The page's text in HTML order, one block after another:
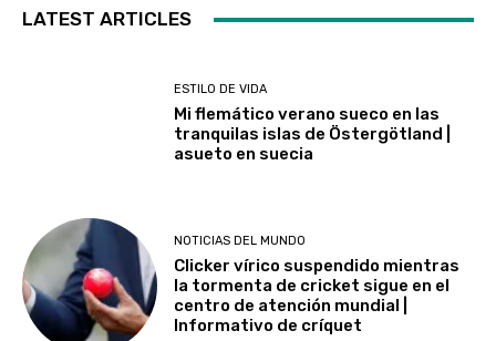
LATEST ARTICLES
ESTILO DE VIDA
Mi flemático verano sueco en las
tranquilas islas de Östergötland |
asueto en suecia
NOTICIAS DEL MUNDO
Clicker vírico suspendido mientras
la tormenta de cricket sigue en el
centro de atención mundial |
Informativo de críquet